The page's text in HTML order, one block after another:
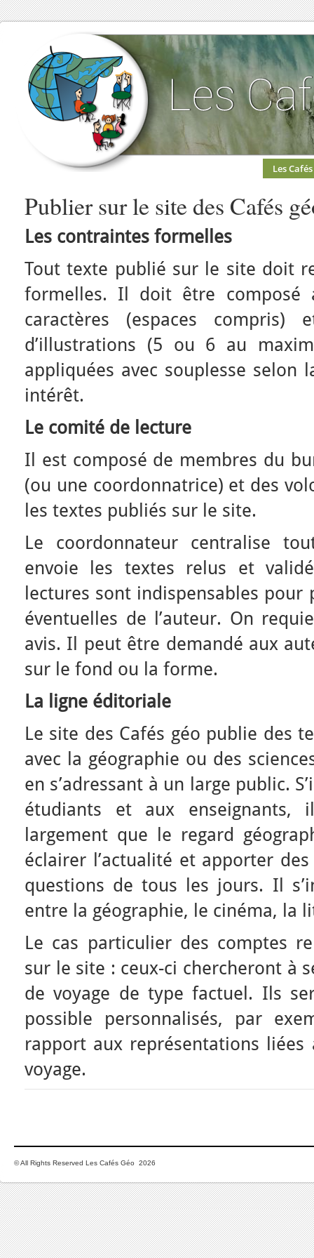
Les Cafés
Publier sur le site des Cafés
Les contraintes formelles
Tout texte publié sur le site doit
formelles. Il doit être composé
caractères (espaces compris)
d’illustrations (5 ou 6 au
appliquées avec souplesse selon
intérêt.
Le comité de lecture
Il est composé de membres du
(ou une coordonnatrice) et des
les textes publiés sur le site.
Le coordonnateur centralise
envoie les textes relus et
lectures sont indispensables
éventuelles de l’auteur. On
avis. Il peut être demandé aux
sur le fond ou la forme.
La ligne éditoriale
Le site des Cafés géo publie des
avec la géographie ou des
en s’adressant à un large public.
étudiants et aux enseignants,
largement que le regard
éclairer l’actualité et apporter
questions de tous les jours. Il
entre la géographie, le cinéma,
Le cas particulier des comptes
sur le site : ceux-ci chercheront à
de voyage de type factuel. Ils
possible personnalisés, par
rapport aux représentations
voyage.
© All Rights Reserved Les Cafés Géo 2026